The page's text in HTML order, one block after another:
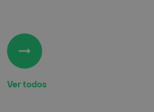
Ver todos